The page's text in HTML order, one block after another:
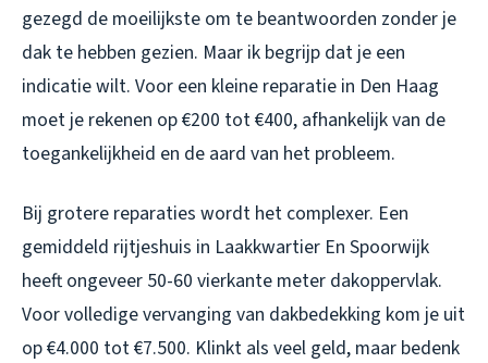
gezegd de moeilijkste om te beantwoorden zonder je
dak te hebben gezien. Maar ik begrijp dat je een
indicatie wilt. Voor een kleine reparatie in Den Haag
moet je rekenen op €200 tot €400, afhankelijk van de
toegankelijkheid en de aard van het probleem.
Bij grotere reparaties wordt het complexer. Een
gemiddeld rijtjeshuis in Laakkwartier En Spoorwijk
heeft ongeveer 50-60 vierkante meter dakoppervlak.
Voor volledige vervanging van dakbedekking kom je uit
op €4.000 tot €7.500. Klinkt als veel geld, maar bedenk